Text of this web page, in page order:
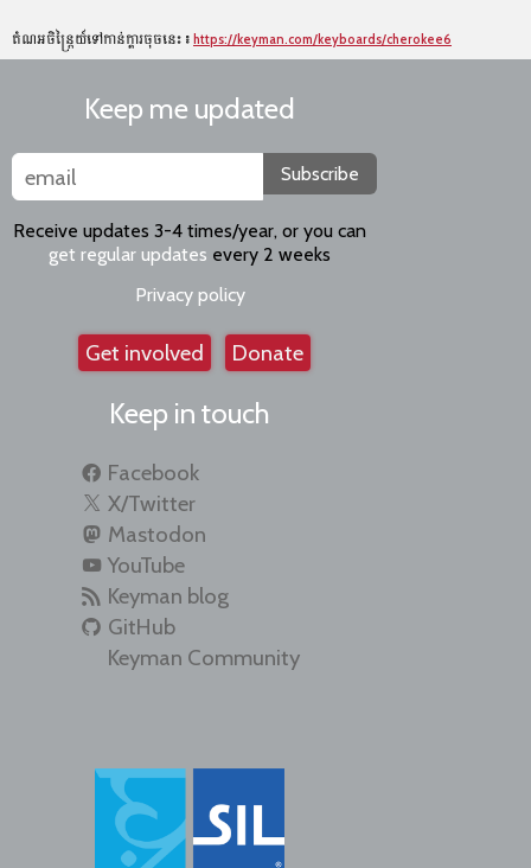
តំណអចិន្ត្រៃយ៍ទៅកាន់ក្ដារចុចនេះ៖ https://keyman.com/keyboards/cherokee6
Keep me updated
Subscribe
Receive updates 3-4 times/year, or you can
get regular updates every 2 weeks
Privacy policy
Get involved Donate
Keep in touch
Facebook
X/Twitter
Mastodon
YouTube
Keyman blog
GitHub
Keyman Community